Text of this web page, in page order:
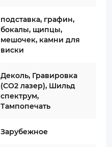
подставка, графин,
бокалы, щипцы,
мешочек, камни для
виски
Деколь, Гравировка
(CO2 лазер), Шильд
спектрум,
Тампопечать
Зарубежное